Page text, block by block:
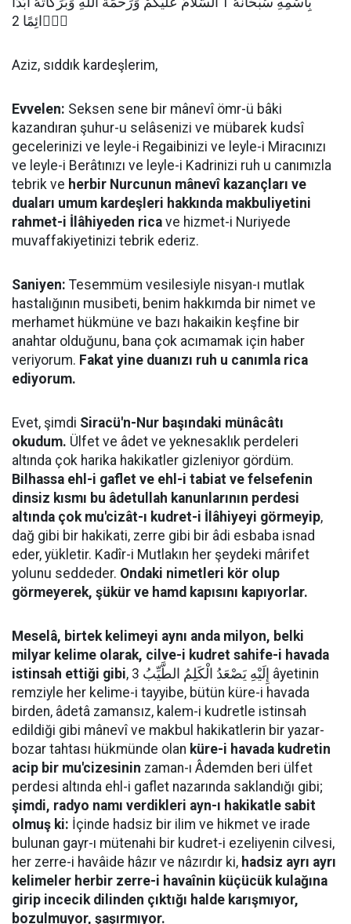
دَۤائِمًا 2
Aziz, sıddık kardeşlerim,
Evvelen: Seksen sene bir mânevî ömr-ü bâki
kazandıran şuhur-u selâsenizi ve mübarek kudsî
gecelerinizi ve leyle-i Regaibinizi ve leyle-i Miracınızı
ve leyle-i Berâtınızı ve leyle-i Kadrinizi ruh u canımızla
tebrik ve herbir Nurcunun mânevî kazançları ve
duaları umum kardeşleri hakkında makbuliyetini
rahmet-i İlâhiyeden rica ve hizmet-i Nuriyede
muvaffakiyetinizi tebrik ederiz.
Saniyen: Tesemmüm vesilesiyle nisyan-ı mutlak
hastalığının musibeti, benim hakkımda bir nimet ve
merhamet hükmüne ve bazı hakaikin keşfine bir
anahtar olduğunu, bana çok acımamak için haber
veriyorum. Fakat yine duanızı ruh u canımla rica
ediyorum.
Evet, şimdi Siracü'n-Nur başındaki münâcâtı
okudum. Ülfet ve âdet ve yeknesaklık perdeleri
altında çok harika hakikatler gizleniyor gördüm.
Bilhassa ehl-i gaflet ve ehl-i tabiat ve felsefenin
dinsiz kısmı bu âdetullah kanunlarının perdesi
altında çok mu'cizât-ı kudret-i İlâhiyeyi görmeyip,
dağ gibi bir hakikati, zerre gibi bir âdi esbaba isnad
eder, yükletir. Kadîr-i Mutlakın her şeydeki mârifet
yolunu seddeder. Ondaki nimetleri kör olup
görmeyerek, şükür ve hamd kapısını kapıyorlar.
Meselâ, birtek kelimeyi aynı anda milyon, belki
milyar kelime olarak, cilve-i kudret sahife-i havada
istinsah ettiği gibi, إِلَيْهِ يَصْعَدُ الْكَلِمُ الطَّيِّبُ 3 âyetinin
remziyle her kelime-i tayyibe, bütün küre-i havada
birden, âdetâ zamansız, kalem-i kudretle istinsah
edildiği gibi mânevî ve makbul hakikatlerin bir yazar-
bozar tahtası hükmünde olan küre-i havada kudretin
acip bir mu'cizesinin zaman-ı Âdemden beri ülfet
perdesi altında ehl-i gaflet nazarında saklandığı gibi;
şimdi, radyo namı verdikleri ayn-ı hakikatle sabit
olmuş ki: İçinde hadsiz bir ilim ve hikmet ve irade
bulunan gayr-ı mütenahi bir kudret-i ezeliyenin cilvesi,
her zerre-i havâide hâzır ve nâzırdır ki, hadsiz ayrı ayrı
kelimeler herbir zerre-i havaînin küçücük kulağına
girip incecik dilinden çıktığı halde karışmıyor,
bozulmuyor, şaşırmıyor.